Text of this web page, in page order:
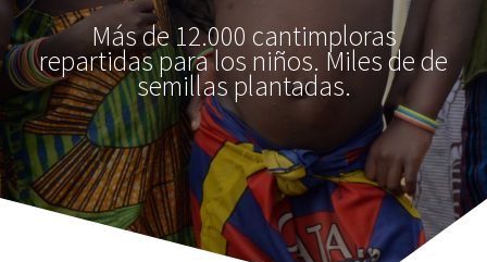
Más de 12.000 cantimploras
repartidas para los niños. Miles de de
semillas plantadas.